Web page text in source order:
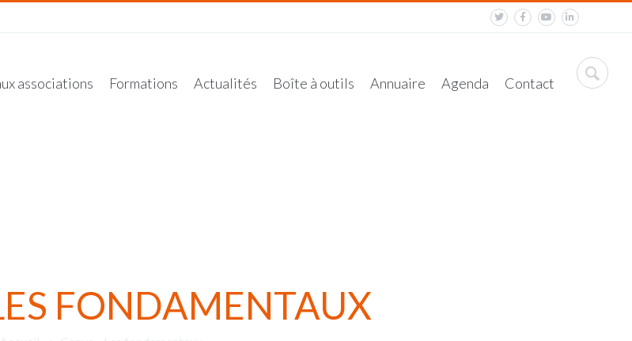
associations Formations Actualités Boîte à outils Annuaire Agenda Contact
FONDAMENTAUX